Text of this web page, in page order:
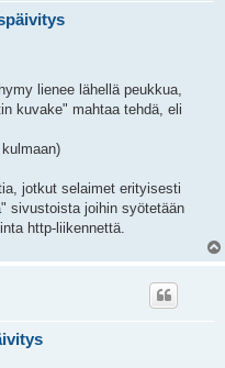
lienee lähellä peukkua,
kuvake" mahtaa tehdä, eli
jotkut selaimet erityisesti
sivustoista joihin syötetään
http-liikennettä.